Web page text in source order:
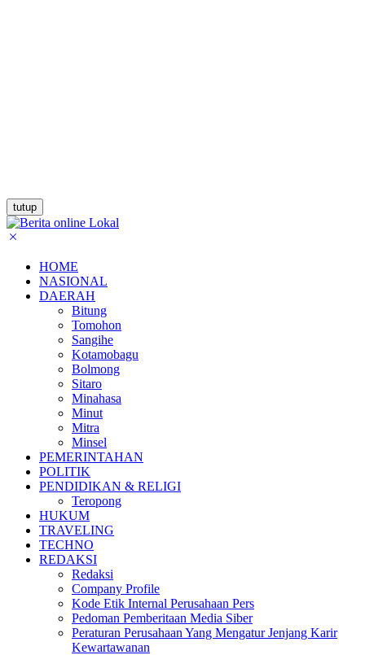
tutup
HOME
NASIONAL
DAERAH
Bitung
Tomohon
Sangihe
Kotamobagu
Bolmong
Sitaro
Minahasa
Minut
Mitra
Minsel
PEMERINTAHAN
POLITIK
PENDIDIKAN & RELIGI
Teropong
HUKUM
TRAVELING
TECHNO
REDAKSI
Redaksi
Company Profile
Kode Etik Internal Perusahaan Pers
Pedoman Pemberitaan Media Siber
Peraturan Perusahaan Yang Mengatur Jenjang Karir
Kewartawanan